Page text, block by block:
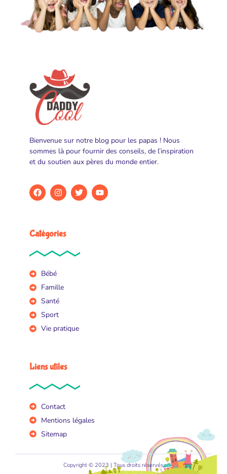
Bienvenue sur notre blog pour les papas ! Nous
sommes là pour fournir des conseils, de l’inspiration
et du soutien aux pères du monde entier.
Catégories
Bébé
Famille
Santé
Sport
Vie pratique
Liens utiles
Contact
Mentions légales
Sitemap
Copyright © 2023 | Tous droits réservés.